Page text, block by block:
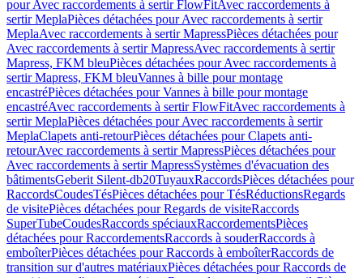
pour Avec raccordements à sertir FlowFitAvec raccordements à
sertir MeplaPièces détachées pour Avec raccordements à sertir
MeplaAvec raccordements à sertir MapressPièces détachées pour
Avec raccordements à sertir MapressAvec raccordements à sertir
Mapress, FKM bleuPièces détachées pour Avec raccordements à
sertir Mapress, FKM bleuVannes à bille pour montage
encastréPièces détachées pour Vannes à bille pour montage
encastréAvec raccordements à sertir FlowFitAvec raccordements à
sertir MeplaPièces détachées pour Avec raccordements à sertir
MeplaClapets anti-retourPièces détachées pour Clapets anti-
retourAvec raccordements à sertir MapressPièces détachées pour
Avec raccordements à sertir MapressSystèmes d'évacuation des
bâtimentsGeberit Silent-db20TuyauxRaccordsPièces détachées pour
RaccordsCoudesTésPièces détachées pour TésRéductionsRegards
de visitePièces détachées pour Regards de visiteRaccords
SuperTubeCoudesRaccords spéciauxRaccordementsPièces
détachées pour RaccordementsRaccords à souderRaccords à
emboîterPièces détachées pour Raccords à emboîterRaccords de
transition sur d'autres matériauxPièces détachées pour Raccords de